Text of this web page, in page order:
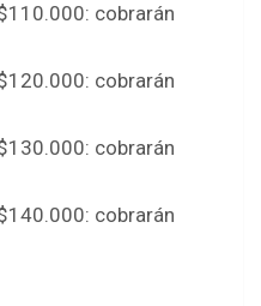
cobrarán
cobrarán
cobrarán
cobrarán